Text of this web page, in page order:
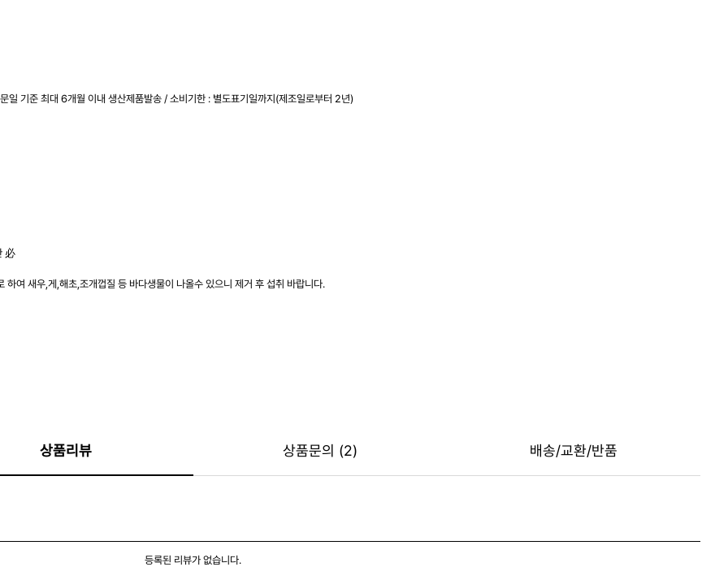
일 기준 최대 6개월 이내 생산제품발송 / 소비기한 : 별도표기일까지(제조일로부터 2년)
必
여 새우,게,해초,조개껍질 등 바다생물이 나올수 있으니 제거 후 섭취 바랍니다.
상품리뷰 상품문의 (2) 배송/교환/반품
등록된 리뷰가 없습니다.